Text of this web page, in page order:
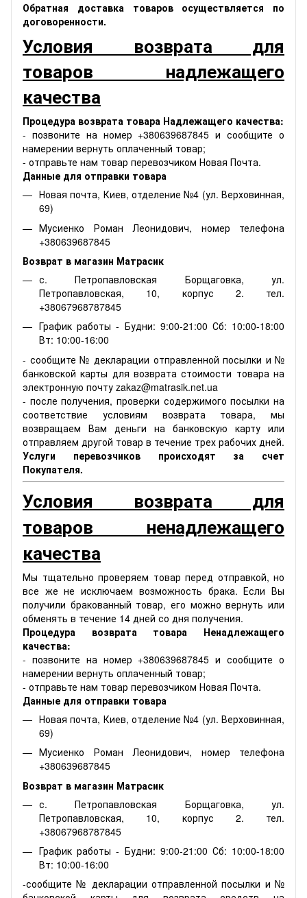
Обратная доставка товаров осуществляется по
договоренности.
Условия возврата для
товаров надлежащего
качества
Процедура возврата товара Надлежащего качества:
- позвоните на номер +380639687845 и сообщите о
намерении вернуть оплаченный товар;
- отправьте нам товар перевозчиком Новая Почта.
Данные для отправки товара
Новая почта, Киев, отделение №4 (ул. Верховинная,
69)
Мусиенко Роман Леонидович, номер телефона
+380639687845
Возврат в магазин Матрасик
с. Петропавловская Борщаговка, ул.
Петропавловская, 10, корпус 2. тел.
+38067968787845
График работы - Будни: 9:00-21:00 Сб: 10:00-18:00
Вт: 10:00-16:00
- сообщите № декларации отправленной посылки и №
банковской карты для возврата стоимости товара на
электронную почту zakaz@matrasik.net.ua
- после получения, проверки содержимого посылки на
соответствие условиям возврата товара, мы
возвращаем Вам деньги на банковскую карту или
отправляем другой товар в течение трех рабочих дней.
Услуги перевозчиков происходят за счет
Покупателя.
Условия возврата для
товаров ненадлежащего
качества
Мы тщательно проверяем товар перед отправкой, но
все же не исключаем возможность брака. Если Вы
получили бракованный товар, его можно вернуть или
обменять в течение 14 дней со дня получения.
Процедура возврата товара Ненадлежащего
качества:
- позвоните на номер +380639687845 и сообщите о
намерении вернуть оплаченный товар;
- отправьте нам товар перевозчиком Новая Почта.
Данные для отправки товара
Новая почта, Киев, отделение №4 (ул. Верховинная,
69)
Мусиенко Роман Леонидович, номер телефона
+380639687845
Возврат в магазин Матрасик
с. Петропавловская Борщаговка, ул.
Петропавловская, 10, корпус 2. тел.
+38067968787845
График работы - Будни: 9:00-21:00 Сб: 10:00-18:00
Вт: 10:00-16:00
-сообщите № декларации отправленной посылки и №